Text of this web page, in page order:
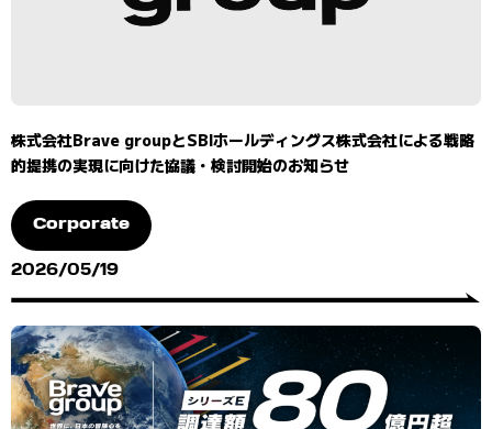
株式会社Brave groupとSBIホールディングス株式会社による戦略
的提携の実現に向けた協議・検討開始のお知らせ
Corporate
2026/05/19